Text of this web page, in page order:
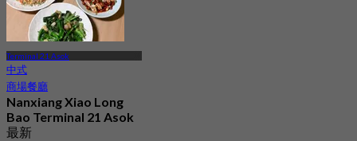
Terminal 21 Asok
中式
商場餐廳
Nanxiang Xiao Long
Bao Terminal 21 Asok
最新